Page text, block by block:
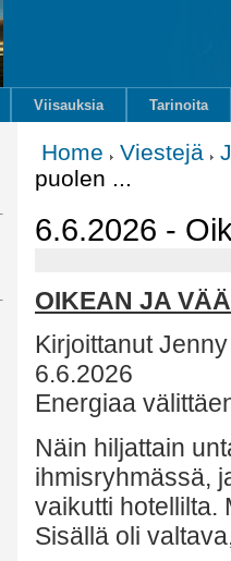
Viisauksia Tarinoita
Home Viestejä
puolen ...
6.6.2026 -
OIKEAN JA
Kirjoittanut
6.6.2026
Energiaa
Näin hiljattain
ihmisryhmässä,
vaikutti hotellilta.
Sisällä oli